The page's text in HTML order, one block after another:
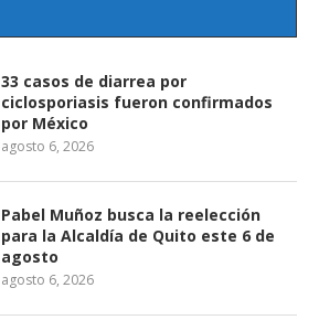
33 casos de diarrea por
ciclosporiasis fueron confirmados
por México
agosto 6, 2026
Pabel Muñoz busca la reelección
para la Alcaldía de Quito este 6 de
agosto
agosto 6, 2026